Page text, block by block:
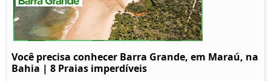
Você precisa conhecer Barra Grande, em Maraú, na
Bahia | 8 Praias imperdíveis